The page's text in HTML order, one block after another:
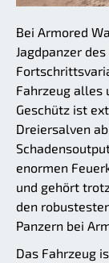
Bei Armored
Jagdpanzer
Fahrzeug alles
Geschütz ist
Dreiersalven
enormen
und gehört
den
Panzern bei
Das Fahrzeug